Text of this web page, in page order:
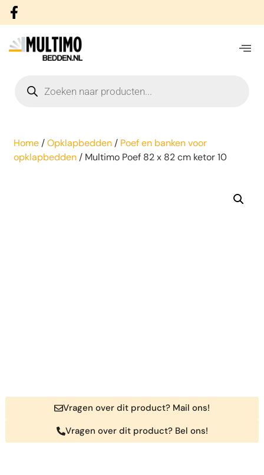
Home/Opklapbedden/ Poef en banken voor
opklapbedden/ Multimo Poef 82 x 82 cm ketor 10
Vragen over dit product? Mail ons!
Vragen over dit product? Bel ons!